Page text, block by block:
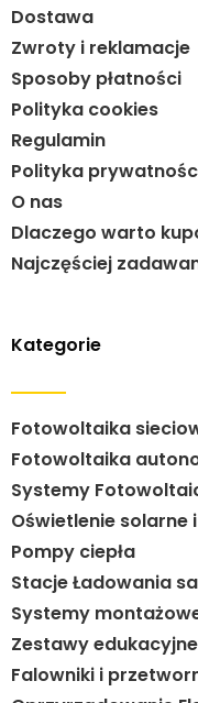
Dostawa
Zwroty i reklamacje
Sposoby płatności
Polityka cookies
Regulamin
Polityka
O nas
Dlaczego warto
Najczęściej
Kategorie
Fotowoltaika
Fotowoltaika
Systemy
Oświetlenie solarne
Pompy ciepła
Stacje Ładowania
Systemy
Zestawy edukacyjne
Falowniki i